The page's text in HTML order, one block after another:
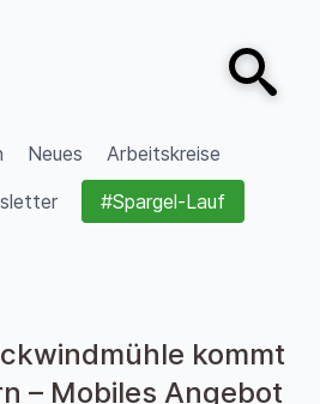
Neues
Arbeitskreise
#Spargel-Lauf
Open
kommt
– Mobiles Angebot